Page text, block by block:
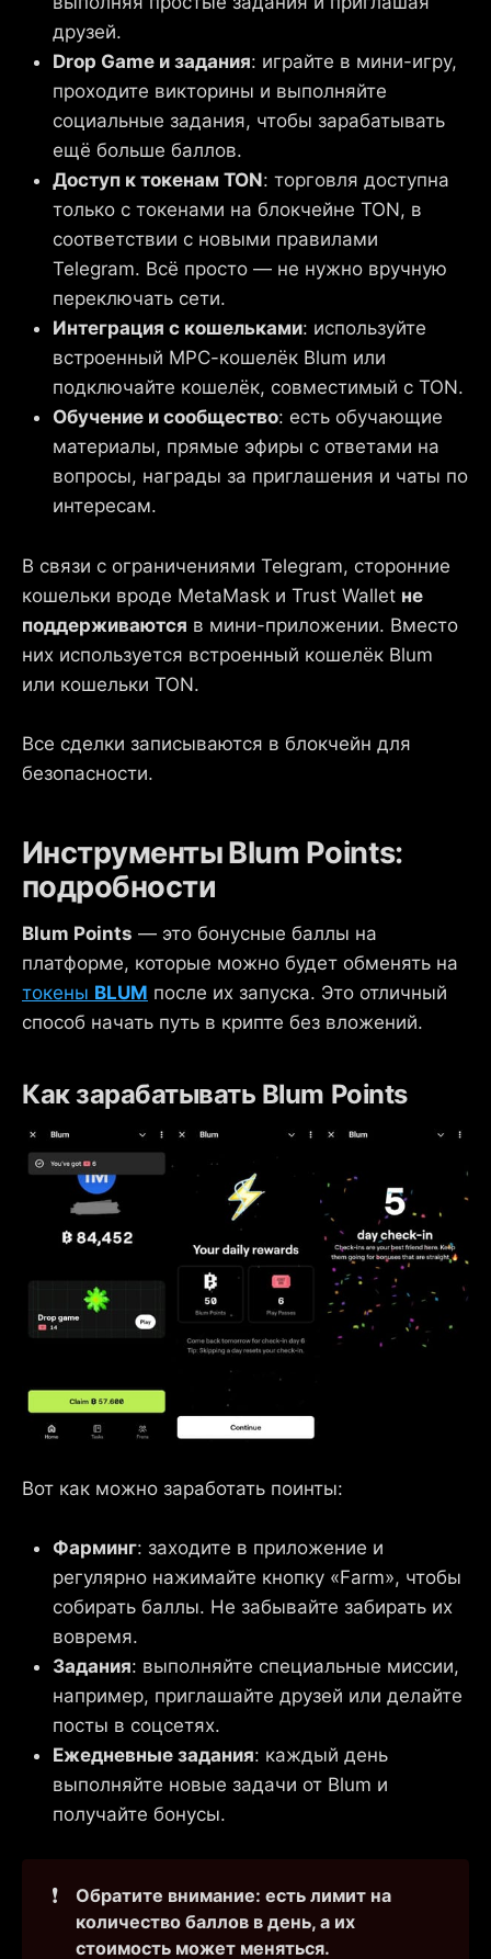
друзей.
Drop Game и задания: играйте в мини-игру,
проходите викторины и выполняйте
социальные задания, чтобы зарабатывать
ещё больше баллов.
Доступ к токенам TON: торговля доступна
только с токенами на блокчейне TON, в
соответствии с новыми правилами
Telegram. Всё просто — не нужно вручную
переключать сети.
Интеграция с кошельками: используйте
встроенный MPC-кошелёк Blum или
подключайте кошелёк, совместимый с TON.
Обучение и сообщество: есть обучающие
материалы, прямые эфиры с ответами на
вопросы, награды за приглашения и чаты по
интересам.
В связи с ограничениями Telegram, сторонние
кошельки вроде MetaMask и Trust Wallet не
поддерживаются в мини-приложении. Вместо
них используется встроенный кошелёк Blum
или кошельки TON.
Все сделки записываются в блокчейн для
безопасности.
Инструменты Blum Points:
подробности
Blum Points — это бонусные баллы на
платформе, которые можно будет обменять на
токены BLUM после их запуска. Это отличный
способ начать путь в крипте без вложений.
Как зарабатывать Blum Points
Вот как можно заработать поинты:
Фарминг: заходите в приложение и
регулярно нажимайте кнопку «Farm», чтобы
собирать баллы. Не забывайте забирать их
вовремя.
Задания: выполняйте специальные миссии,
например, приглашайте друзей или делайте
посты в соцсетях.
Ежедневные задания: каждый день
выполняйте новые задачи от Blum и
получайте бонусы.
❗
Обратите внимание: есть лимит на
количество баллов в день, а их
стоимость может меняться.